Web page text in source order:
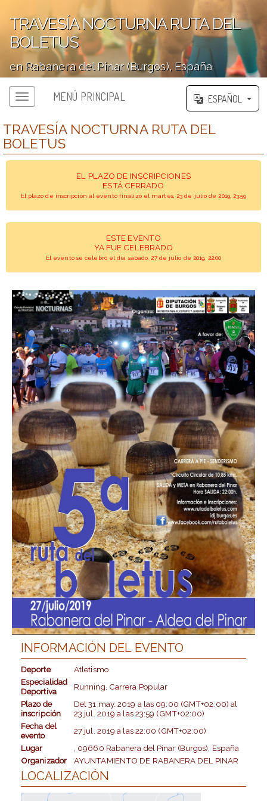
TRAVESÍA NOCTURNA RUTA DEL
BOLETUS
en Rabanera del Pinar (Burgos), España
MENÚ PRINCIPAL ESPAÑOL
TRAVESÍA NOCTURNA RUTA DEL
BOLETUS
EL PLAZO DE INSCRIPCIONES
ESTÁ CERRADO
El plazo de inscripción al evento finalizó el martes, 23 de julio de 2019, 23:59
ESTE EVENTO
YA FUE CELEBRADO
El evento se celebró el día sábado, 27 de julio de 2019, 22:00
INFORMACIÓN DEL EVENTO
Deporte
Atletismo
Especialidad
Deportiva
Running, Carrera Popular
Plazo de
inscripción
Del31 may. 2019 a las 09:00 (GMT+02:00) al
23 jul. 2019 a las23:59 (GMT+02:00)
Fecha del
evento
27 jul. 2019 a las22:00 (GMT+02:00)
Lugar
, 09660 Rabanera del Pinar (Burgos), España
Organizador
AYUNTAMIENTO DE RABANERA DEL PINAR
LOCALIZACIÓN